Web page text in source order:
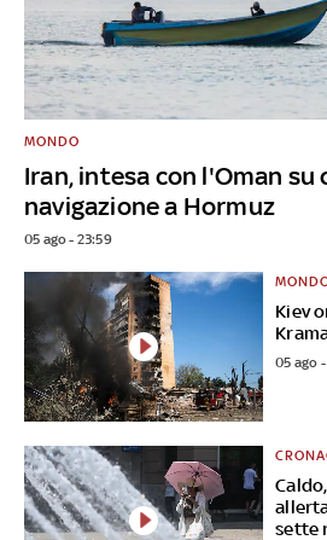
Iran, intesa con l'Oman su
navigazione a Hormuz
MONDO
05 ago - 23:59
Kiev
05 ago
sette